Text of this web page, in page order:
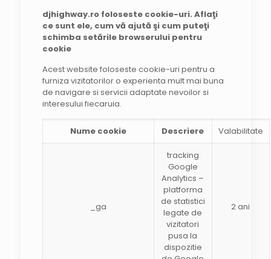
djhighway.ro foloseste cookie-uri. Aflaţi
ce sunt ele, cum vă ajută şi cum puteţi
schimba setările browserului pentru
cookie
Acest website foloseste cookie-uri pentru a
furniza vizitatorilor o experienta mult mai buna
de navigare si servicii adaptate nevoilor si
interesului fiecaruia.
Nume cookie Descriere Valabilitate
_ga
tracking
Google
Analytics –
platforma
de statistici
legate de
vizitatori
pusa la
dispozitie
2 ani